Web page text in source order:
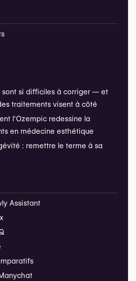
sont si difficiles à corriger — et
traitements visent à côté
l'Ozempic redessine la
en médecine esthétique
: remettre le terme à sa
Assistant